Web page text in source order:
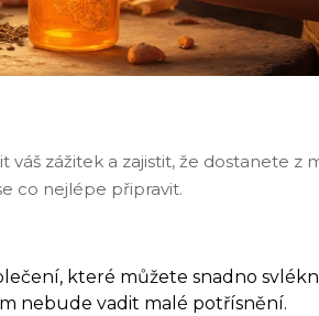
váš zážitek a zajistit, že dostanete z
co nejlépe připravit.
které můžete snadno
nebude vadit malé potřísnění.